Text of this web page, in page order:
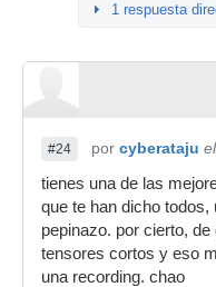
1 respuesta
#24 por cyberataju
tienes una de las
que te han dicho
pepinazo. por cierto,
tensores cortos y eso
una recording. chao